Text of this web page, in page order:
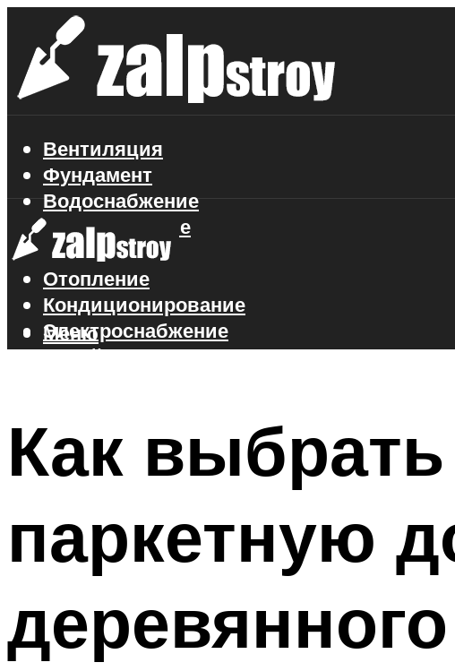
Вентиляция
Фундамент
Водоснабжение
Газоснабжение
Канализация
Отопление
Кондиционирование
Электроснабжение
Стройматериалы
Меню
Как
паркетную